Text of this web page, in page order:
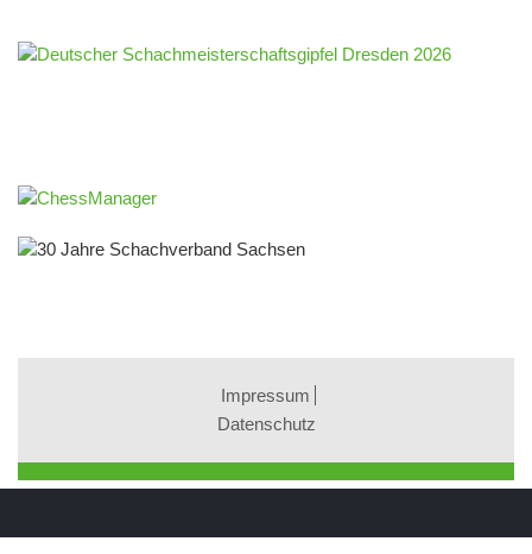
Impressum
Datenschutz